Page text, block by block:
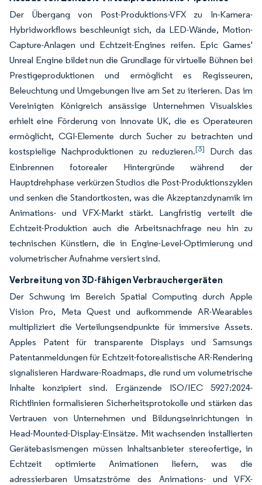
Der Übergang von Post-Produktions-VFX zu In-Kamera-
Hybridworkflows beschleunigt sich, da LED-Wände, Motion-
Capture-Anlagen und Echtzeit-Engines reifen. Epic Games'
Unreal Engine bildet nun die Grundlage für virtuelle Bühnen bei
Prestigeproduktionen und ermöglicht es Regisseuren,
Beleuchtung und Umgebungen live am Set zu iterieren. Das im
Vereinigten Königreich ansässige Unternehmen Visualskies
erhielt eine Förderung von Innovate UK, die es Operateuren
ermöglicht, CGI-Elemente durch Sucher zu betrachten und
kostspielige Nachproduktionen zu reduzieren.[3]
Durch das
Einbrennen fotorealer Hintergründe während der
Hauptdrehphase verkürzen Studios die Post-Produktionszyklen
und senken die Standortkosten, was die Akzeptanzdynamik im
Animations- und VFX-Markt stärkt. Langfristig verteilt die
Echtzeit-Produktion auch die Arbeitsnachfrage neu hin zu
technischen Künstlern, die in Engine-Level-Optimierung und
volumetrischer Aufnahme versiert sind.
Verbreitung von 3D-fähigen Verbrauchergeräten
Der Schwung im Bereich Spatial Computing durch Apple
Vision Pro, Meta Quest und aufkommende AR-Wearables
multipliziert die Verteilungsendpunkte für immersive Assets.
Apples Patent für transparente Displays und Samsungs
Patentanmeldungen für Echtzeit-fotorealistische AR-Rendering
signalisieren Hardware-Roadmaps, die rund um volumetrische
Inhalte konzipiert sind. Ergänzende ISO/IEC 5927:2024-
Richtlinien formalisieren Sicherheitsprotokolle und stärken das
Vertrauen von Unternehmen und Bildungseinrichtungen in
Head-Mounted-Display-Einsätze. Mit wachsenden installierten
Gerätebasismengen müssen Inhaltsanbieter stereofertige, in
Echtzeit optimierte Animationen liefern, was die
adressierbaren Umsatzströme des Animations- und VFX-